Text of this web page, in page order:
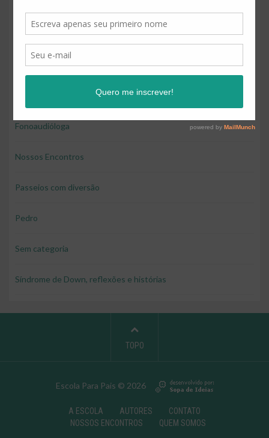
Educação
Educação e diversão
Educação financeira para crianças
Fonoaudióloga
Nossos Encontros
Passeios com diversão
Pedro
Sem categoria
Síndrome de Down, reflexões e histórias
Escola Para Pais © 2026
A ESCOLA AUTORES
CONTATO
NOSSOS ENCONTROS
QUEM SOMOS
TOPO